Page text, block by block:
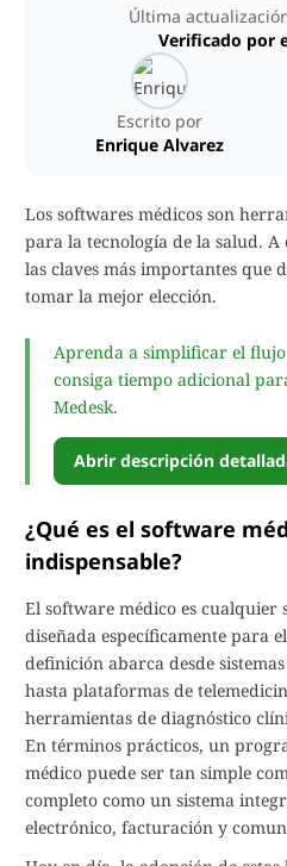
Escrito por
Enrique Alvarez
Última
Verificado por
Los softwares médicos son
para la tecnología de la salud.
las claves más importantes que
tomar la mejor elección.
Aprenda a simplificar el
consiga tiempo adicional
Medesk.
Abrir descripción
¿Qué es el software
indispensable?
El software médico es
diseñada específicamente para
definición abarca desde
hasta plataformas de
herramientas de diagnóstico
En términos prácticos, un
médico puede ser tan simple
completo como un sistema
electrónico, facturación y